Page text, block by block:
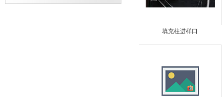
填充柱进样口